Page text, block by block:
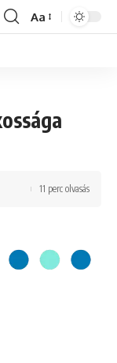
Font
Aa
11 perc olvasás